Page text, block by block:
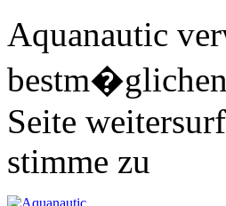
Aquanautic
Seite
stimme zu